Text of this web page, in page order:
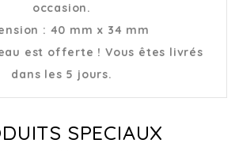
occasion.
: 40 mm x 34 mm
est offerte ! Vous êtes livrés
dans les 5 jours.
SPECIAUX